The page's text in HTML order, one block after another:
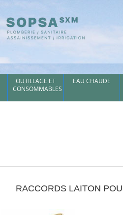
OUTILLAGE ET
CONSOMMABLES
EAU CHAUDE
RACCORDS LAITON